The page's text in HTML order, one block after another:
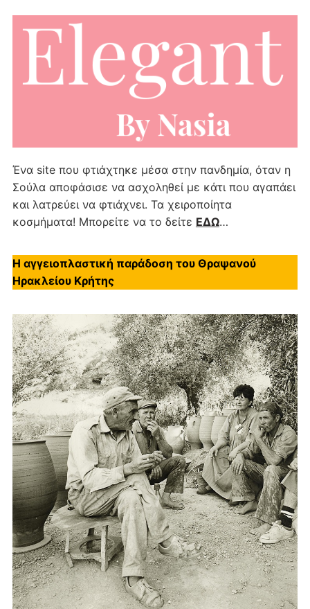
Ένα site που φτιάχτηκε μέσα στην πανδημία, όταν η
Σούλα αποφάσισε να ασχοληθεί με κάτι που αγαπάει
και λατρεύει να φτιάχνει. Τα χειροποίητα
κοσμήματα! Μπορείτε να το δείτε ΕΔΩ…
Η αγγειοπλαστική παράδοση του Θραψανού
Ηρακλείου Κρήτης